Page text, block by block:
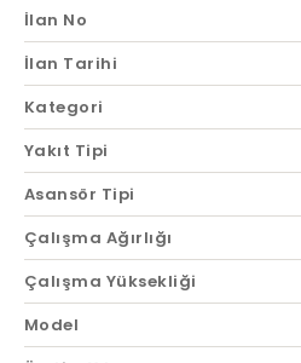
İlan No
İlan Tarihi
Kategori
Yakıt Tipi
Asansör Tipi
Çalışma Ağırlığı
Çalışma Yüksekliği
Model